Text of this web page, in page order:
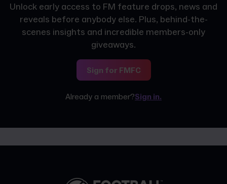
Unlock early access to FM feature drops, news and
reveals before anybody else. Plus, behind-the-
scenes insights and incredible members-only
giveaways.
Sign for FMFC
Already a member?Sign in.